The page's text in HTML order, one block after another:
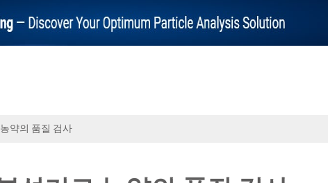
약의 품질 검사